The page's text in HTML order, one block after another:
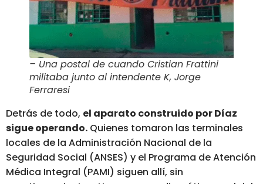
– Una postal de cuando Cristian Frattini
militaba junto al intendente K, Jorge
Ferraresi
Detrás de todo, el aparato construido por Díaz
sigue operando. Quienes tomaron las terminales
locales de la Administración Nacional de la
Seguridad Social (ANSES) y el Programa de Atención
Médica Integral (PAMI) siguen allí, sin